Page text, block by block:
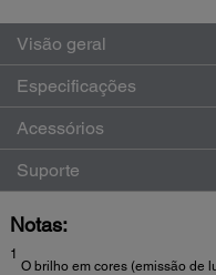
Visão geral
Especificações
Acessórios
Suporte
Notas:
1
O brilho em cores (emissão de